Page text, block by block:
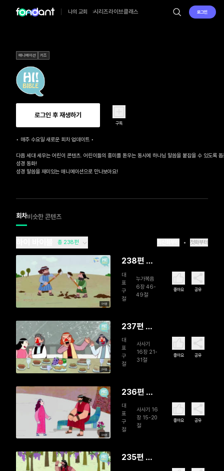
나의 교회 시리즈라이브클래스 로그인
애니메이션 키즈
로그인 후 재생하기
구독
• 매주 수요일 새로운 회차 업데이트 •
다음 세대 세우는 어린이 콘텐츠. 어린이들의 흥미를 돋우는 동시에 하나님 말씀을 붙잡을 수 있도록
성경 동화!
성경 말씀을 재미있는 애니메이션으로 만나보아요!
회차비슷한 콘텐츠
총 238편 첫화부터
04분
238편 두
개의 집 이
야기
대
표
구
절
누가복음
6장 46-
49절
좋아요 공유
04분
237편 삼
손의 마지
막
대
표
구
절
사사기
16장 21-
31절
좋아요 공유
04분
236편 삼
손의 들릴
라
대
표
구
절
사사기 16
장 15-20
절
좋아요 공유
235편 삼